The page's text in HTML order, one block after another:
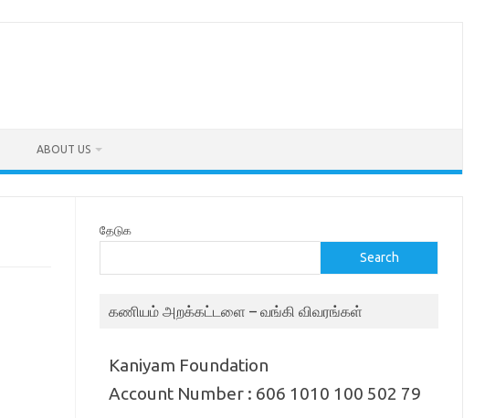
ABOUT US
தேடுக
Search
கணியம் அறக்கட்டளை – வங்கி விவரங்கள்
Kaniyam Foundation
Account Number : 606 1010 100 502 79